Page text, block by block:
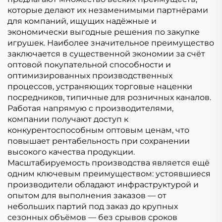
мягкая Мягкие
игрушки для
животных
Плюшевая Игрушка
Настроить
которые делают их незаменимыми партнёрами
для компаний, ищущих надёжные и
экономически выгодные решения по закупке
игрушек. Наиболее значительное преимущество
заключается в существенной экономии за счёт
оптовой покупательной способности и
оптимизированных производственных
процессов, устраняющих торговые наценки
посредников, типичные для розничных каналов.
Работая напрямую с производителями,
компании получают доступ к
конкурентоспособным оптовым ценам, что
повышает рентабельность при сохранении
высокого качества продукции.
Масштабируемость производства является ещё
одним ключевым преимуществом: устоявшиеся
производители обладают инфраструктурой и
опытом для выполнения заказов — от
небольших партий под заказ до крупных
сезонных объёмов — без срывов сроков